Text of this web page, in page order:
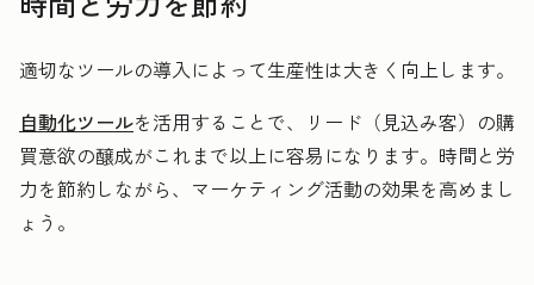
適切なツールの導入によって生産性は大きく向上します。
自動化ツールを活用することで、リード（見込み客）の購
買意欲の醸成がこれまで以上に容易になります。時間と労
力を節約しながら、マーケティング活動の効果を高めまし
ょう。